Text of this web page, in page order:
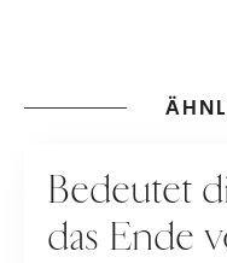
Bedeutet
das Ende